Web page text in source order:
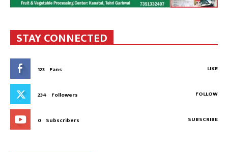
STAY CONNECTED
123 Fans LIKE
234 Followers FOLLOW
0 Subscribers SUBSCRIBE